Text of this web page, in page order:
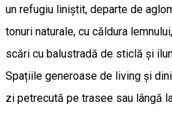
un refugiu liniștit, departe de
tonuri naturale, cu căldura
scări cu balustradă de sticlă și
Spațiile generoase de living și
zi petrecută pe trasee sau lângă